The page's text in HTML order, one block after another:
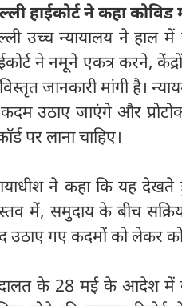
हाईकोर्ट ने कहा
उच्च न्यायालय ने हाल में
ने नमूने एकत्र करने,
जानकारी मांगी है।
उठाए जाएंगे और
पर लाना चाहिए।
ने कहा कि यह
में, समुदाय के बीच
उठाए गए कदमों को लेकर
के 28 मई के आदेश में